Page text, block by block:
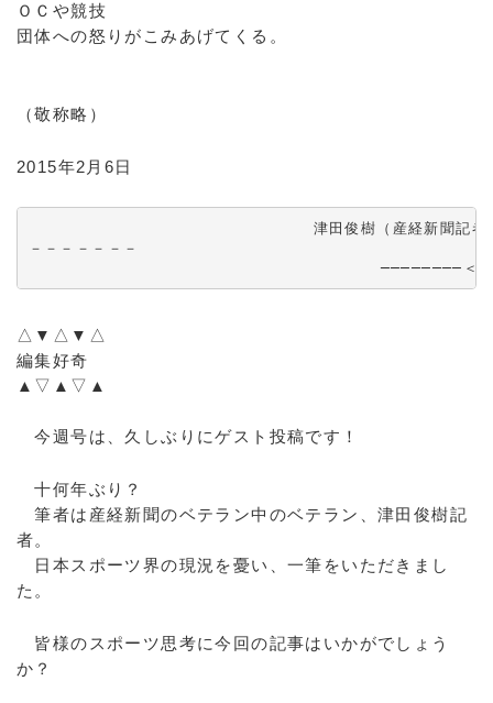
ＯＣや競技
団体への怒りがこみあげてくる。
（敬称略）
2015年2月6日
津田俊樹（産経新聞
－－－－－－－
　                　────────＜
△▼△▼△
編集好奇
▲▽▲▽▲
今週号は、久しぶりにゲスト投稿です！
十何年ぶり？
筆者は産経新聞のベテラン中のベテラン、津田俊樹記
者。
日本スポーツ界の現況を憂い、一筆をいただきまし
た。
皆様のスポーツ思考に今回の記事はいかがでしょう
か？